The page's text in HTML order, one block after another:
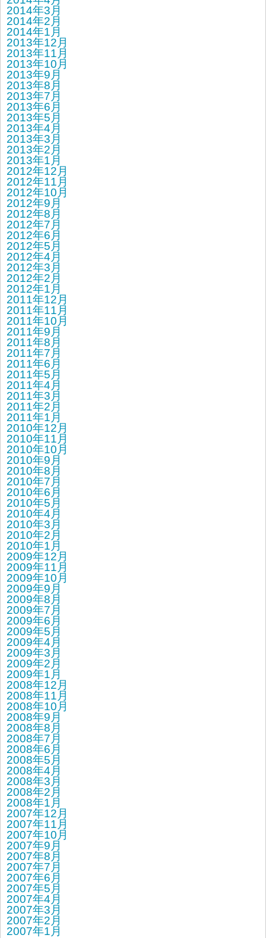
2014年3月
2014年2月
2014年1月
2013年12月
2013年11月
2013年10月
2013年9月
2013年8月
2013年7月
2013年6月
2013年5月
2013年4月
2013年3月
2013年2月
2013年1月
2012年12月
2012年11月
2012年10月
2012年9月
2012年8月
2012年7月
2012年6月
2012年5月
2012年4月
2012年3月
2012年2月
2012年1月
2011年12月
2011年11月
2011年10月
2011年9月
2011年8月
2011年7月
2011年6月
2011年5月
2011年4月
2011年3月
2011年2月
2011年1月
2010年12月
2010年11月
2010年10月
2010年9月
2010年8月
2010年7月
2010年6月
2010年5月
2010年4月
2010年3月
2010年2月
2010年1月
2009年12月
2009年11月
2009年10月
2009年9月
2009年8月
2009年7月
2009年6月
2009年5月
2009年4月
2009年3月
2009年2月
2009年1月
2008年12月
2008年11月
2008年10月
2008年9月
2008年8月
2008年7月
2008年6月
2008年5月
2008年4月
2008年3月
2008年2月
2008年1月
2007年12月
2007年11月
2007年10月
2007年9月
2007年8月
2007年7月
2007年6月
2007年5月
2007年4月
2007年3月
2007年2月
2007年1月